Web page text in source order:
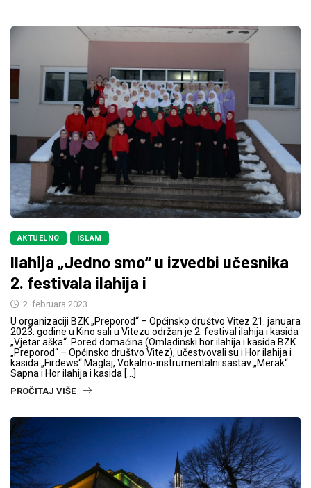
AKTUELNO ISLAM
Ilahija „Jedno smo“ u izvedbi učesnika
2. festivala ilahija i
2. februara 2023.
U organizaciji BZK „Preporod“ – Općinsko društvo Vitez 21. januara
2023. godine u Kino sali u Vitezu održan je 2. festival ilahija i kasida
„Vjetar aška“. Pored domaćina (Omladinski hor ilahija i kasida BZK
„Preporod“ – Općinsko društvo Vitez), učestvovali su i Hor ilahija i
kasida „Firdews“ Maglaj, Vokalno-instrumentalni sastav „Merak“
Sapna i Hor ilahija i kasida […]
PROČITAJ VIŠE